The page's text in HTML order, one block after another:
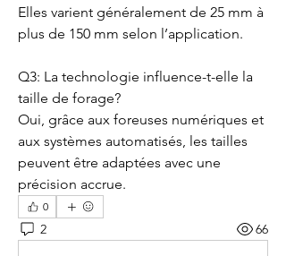
Elles varient généralement de 25 mm à
plus de 150 mm selon l’application.
Q3: La technologie influence-t-elle la
taille de forage?
Oui, grâce aux foreuses numériques et
aux systèmes automatisés, les tailles
peuvent être adaptées avec une
précision accrue.
0
2 66